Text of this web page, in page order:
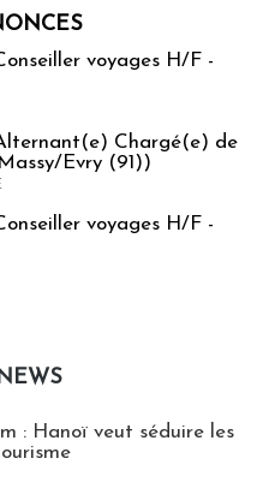
voyages H/F -
Chargé(e) de
Evry (91))
voyages H/F -
: Hanoï veut séduire les